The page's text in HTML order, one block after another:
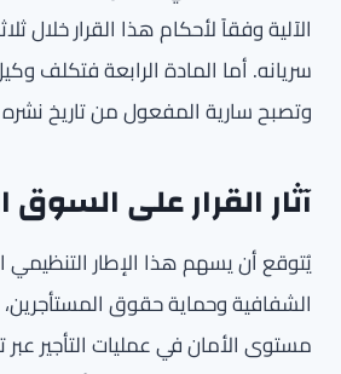
الآلية وفقاً لأحكام هذا القرار خلال
سريانه. أما المادة الرابعة فتكلف وكيل
وتصبح سارية المفعول من تاريخ
آثار القرار على
يُتوقع أن يسهم هذا الإطار التنظيمي
الشفافية وحماية حقوق المستأجرين،
مستوى الأمان في عمليات التأجير